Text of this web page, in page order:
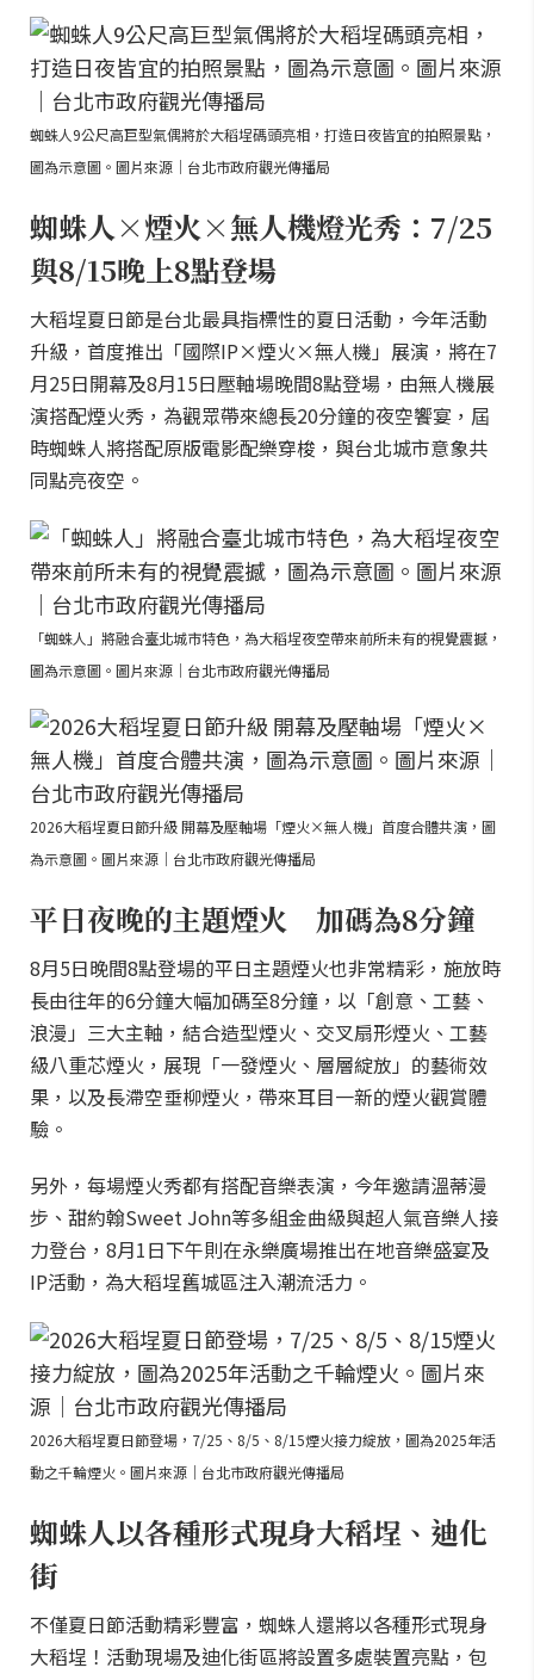
蜘蛛人9公尺高巨型氣偶將於大稻埕碼頭亮相，打造日夜皆宜的拍照景點，
圖為示意圖。圖片來源｜台北市政府觀光傳播局
蜘蛛人×煙火×無人機燈光秀：7/25
與8/15晚上8點登場
大稻埕夏日節是台北最具指標性的夏日活動，今年活動
升級，首度推出「國際IP×煙火×無人機」展演，將在7
月25日開幕及8月15日壓軸場晚間8點登場，由無人機展
演搭配煙火秀，為觀眾帶來總長20分鐘的夜空饗宴，屆
時蜘蛛人將搭配原版電影配樂穿梭，與台北城市意象共
同點亮夜空。
「蜘蛛人」將融合臺北城市特色，為大稻埕夜空帶來前所未有的視覺震撼，
圖為示意圖。圖片來源｜台北市政府觀光傳播局
2026大稻埕夏日節升級 開幕及壓軸場「煙火×無人機」首度合體共演，圖
為示意圖。圖片來源｜台北市政府觀光傳播局
平日夜晚的主題煙火 加碼為8分鐘
8月5日晚間8點登場的平日主題煙火也非常精彩，施放時
長由往年的6分鐘大幅加碼至8分鐘，以「創意、工藝、
浪漫」三大主軸，結合造型煙火、交叉扇形煙火、工藝
級八重芯煙火，展現「一發煙火、層層綻放」的藝術效
果，以及長滯空垂柳煙火，帶來耳目一新的煙火觀賞體
驗。
另外，每場煙火秀都有搭配音樂表演，今年邀請溫蒂漫
步、甜約翰Sweet John等多組金曲級與超人氣音樂人接
力登台，8月1日下午則在永樂廣場推出在地音樂盛宴及
IP活動，為大稻埕舊城區注入潮流活力。
2026大稻埕夏日節登場，7/25、8/5、8/15煙火接力綻放，圖為2025年活
動之千輪煙火。圖片來源｜台北市政府觀光傳播局
蜘蛛人以各種形式現身大稻埕、迪化
街
不僅夏日節活動精彩豐富，蜘蛛人還將以各種形式現身
大稻埕！活動現場及迪化街區將設置多處裝置亮點，包